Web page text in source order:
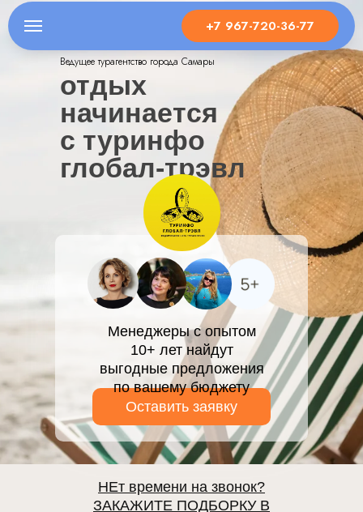
+7 967-720-36-77
НЕт времени на звонок?
ЗАКАЖИТЕ ПОДБОРКУ В
отдых
начинается
с туринфо
глобал-трэвл
Ведущее турагентство города Самары
Оставить заявку
Менеджеры с опытом
10+ лет найдут
выгодные предложения
по вашему бюджету